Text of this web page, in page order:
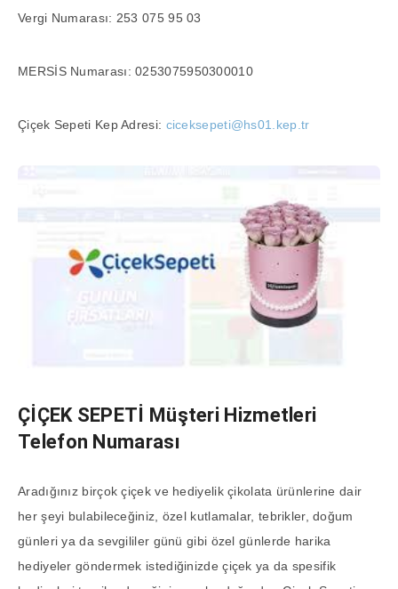
Vergi Numarası: 253 075 95 03
MERSİS Numarası: 0253075950300010
Çiçek Sepeti Kep Adresi: ciceksepeti@hs01.kep.tr
ÇİÇEK SEPETİ
Müşteri Hizmetleri
Telefon Numarası
Aradığınız birçok çiçek ve hediyelik çikolata ürünlerine dair
her şeyi bulabileceğiniz, özel kutlamalar, tebrikler, doğum
günleri ya da sevgililer günü gibi özel günlerde harika
hediyeler göndermek istediğinizde çiçek ya da spesifik